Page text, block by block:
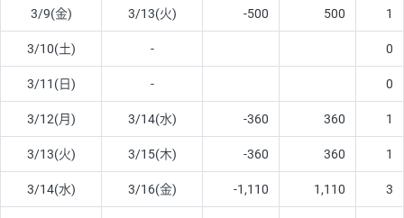
3/9(金) 3/13(火) -500 500 1
3/10(土) - 0
3/11(日) - 0
3/12(月) 3/14(水) -360 360 1
3/13(火) 3/15(木) -360 360 1
3/14(水) 3/16(金) -1,110 1,110 3